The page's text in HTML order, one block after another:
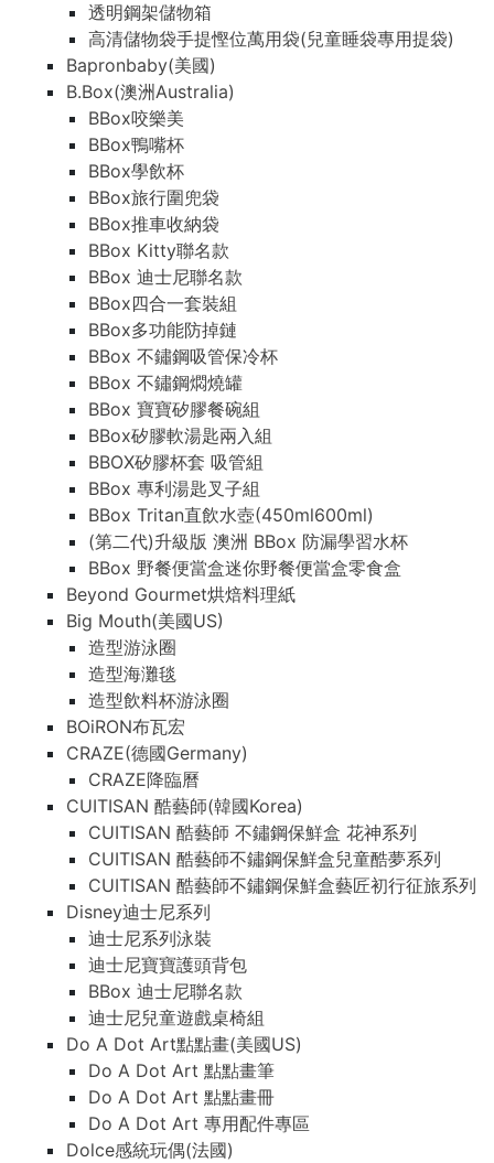
透明鋼架儲物箱
高清儲物袋手提慳位萬用袋(兒童睡袋專用提袋)
Bapronbaby(美國)
B.Box(澳洲Australia)
BBox咬樂美
BBox鴨嘴杯
BBox學飲杯
BBox旅行圍兜袋
BBox推車收納袋
BBox Kitty聯名款
BBox 迪士尼聯名款
BBox四合一套裝組
BBox多功能防掉鏈
BBox 不鏽鋼吸管保冷杯
BBox 不鏽鋼燜燒罐
BBox 寶寶矽膠餐碗組
BBox矽膠軟湯匙兩入組
BBOX矽膠杯套 吸管組
BBox 專利湯匙叉子組
BBox Tritan直飲水壺(450ml600ml)
(第二代)升級版 澳洲 BBox 防漏學習水杯
BBox 野餐便當盒迷你野餐便當盒零食盒
Beyond Gourmet烘焙料理紙
Big Mouth(美國US)
造型游泳圈
造型海灘毯
造型飲料杯游泳圈
BOiRON布瓦宏
CRAZE(德國Germany)
CRAZE降臨曆
CUITISAN 酷藝師(韓國Korea)
CUITISAN 酷藝師 不鏽鋼保鮮盒 花神系列
CUITISAN 酷藝師不鏽鋼保鮮盒兒童酷夢系列
CUITISAN 酷藝師不鏽鋼保鮮盒藝匠初行征旅系列
Disney迪士尼系列
迪士尼系列泳裝
迪士尼寶寶護頭背包
BBox 迪士尼聯名款
迪士尼兒童遊戲桌椅組
Do A Dot Art點點畫(美國US)
Do A Dot Art 點點畫筆
Do A Dot Art 點點畫冊
Do A Dot Art 專用配件專區
Dolce感統玩偶(法國)